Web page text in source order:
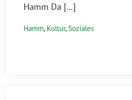
Hamm Da […]
Hamm, Kultur,Soziales